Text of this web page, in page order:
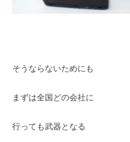
そうならないためにも
まずは全国どの会社に
行っても武器となる